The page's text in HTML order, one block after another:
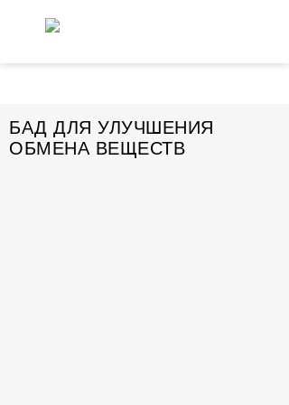
БАД ДЛЯ УЛУЧШЕНИЯ
ОБМЕНА ВЕЩЕСТВ